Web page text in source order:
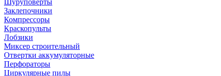
Шуруповерты
Заклепочники
Компрессоры
Краскопульты
Лобзики
Миксер строительный
Отвертки аккумуляторные
Перфораторы
Циркулярные пилы